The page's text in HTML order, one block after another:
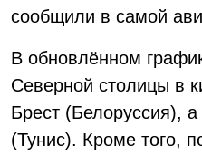
сообщили в самой
В обновлённом
Северной столицы в
Брест (Белоруссия),
(Тунис). Кроме того,